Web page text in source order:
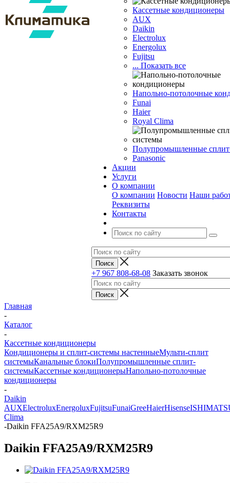
Кассетные кондиционеры
AUX
Daikin
Electrolux
Energolux
Fujitsu
... Показать все
Напольно-потолочные
Funai
Haier
Royal Clima
Полупромышленные
Panasonic
Акции
Услуги
О компании
О компании Новости Наши
Реквизиты
Контакты
+7 967 808-68-08 Заказать звонок
Главная
-
Каталог
-
Кассетные кондиционеры
Кондиционеры и сплит-системы настенныеМульти-сплит
системыКанальные блокиПолупромышленные сплит-
системыКассетные кондиционерыНапольно-потолочные
кондиционеры
-
Daikin
AUXElectroluxEnergoluxFujitsuFunaiGreeHaierHisense
Clima
-Daikin FFA25A9/RXM25R9
Daikin FFA25A9/RXM25R9